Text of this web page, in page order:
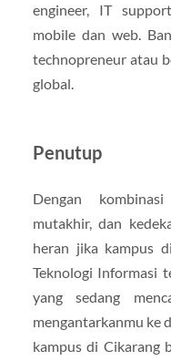
engineer, IT
mobile dan web.
technopreneur atau
global.
Penutup
Dengan
mutakhir, dan
heran jika kampus
Teknologi Informasi
yang sedang
mengantarkanmu ke
kampus di Cikarang